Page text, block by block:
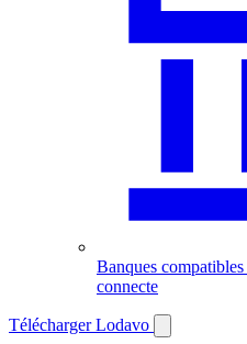
Banques compatibles
connecte
Télécharger Lodavo